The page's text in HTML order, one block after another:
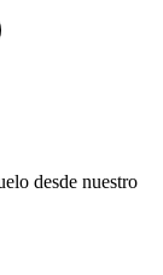
desde nuestro